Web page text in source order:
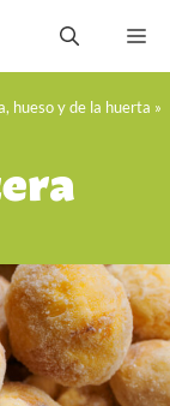
hueso y de la huerta »